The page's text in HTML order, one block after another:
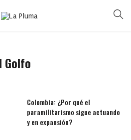
Golfo
Colombia: ¿Por qué el
paramilitarismo sigue actuando
y en expansión?